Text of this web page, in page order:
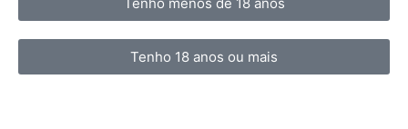
Tenho 18 anos ou mais